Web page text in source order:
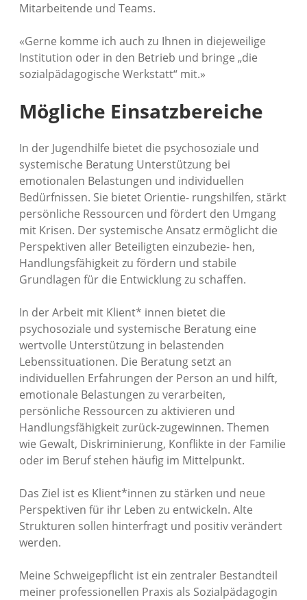
Mitarbeitende und Teams.
«Gerne komme ich auch zu Ihnen in diejeweilige
Institution oder in den Betrieb und bringe „die
sozialpädagogische Werkstatt“ mit.»
Mögliche Einsatzbereiche
In der Jugendhilfe bietet die psychosoziale und
systemische Beratung Unterstützung bei
emotionalen Belastungen und individuellen
Bedürfnissen. Sie bietet Orientie- rungshilfen, stärkt
persönliche Ressourcen und fördert den Umgang
mit Krisen. Der systemische Ansatz ermöglicht die
Perspektiven aller Beteiligten einzubezie- hen,
Handlungsfähigkeit zu fördern und stabile
Grundlagen für die Entwicklung zu schaffen.
In der Arbeit mit Klient* innen bietet die
psychosoziale und systemische Beratung eine
wertvolle Unterstützung in belastenden
Lebenssituationen. Die Beratung setzt an
individuellen Erfahrungen der Person an und hilft,
emotionale Belastungen zu verarbeiten,
persönliche Ressourcen zu aktivieren und
Handlungsfähigkeit zurück-zugewinnen. Themen
wie Gewalt, Diskriminierung, Konflikte in der Familie
oder im Beruf stehen häufig im Mittelpunkt.
Das Ziel ist es Klient*innen zu stärken und neue
Perspektiven für ihr Leben zu entwickeln. Alte
Strukturen sollen hinterfragt und positiv verändert
werden.
Meine Schweigepflicht ist ein zentraler Bestandteil
meiner professionellen Praxis als Sozialpädagogin